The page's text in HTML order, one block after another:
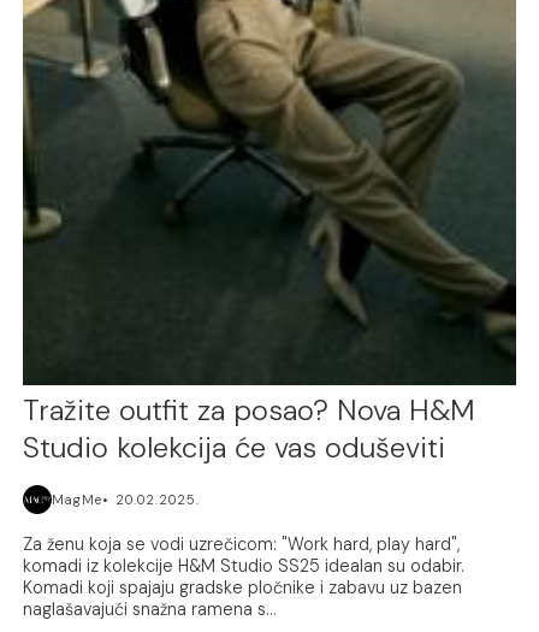
Tražite outfit za posao? Nova H&M
Studio kolekcija će vas oduševiti
MagMe 20.02.2025.
Za ženu koja se vodi uzrečicom: "Work hard, play hard",
komadi iz kolekcije H&M Studio SS25 idealan su odabir.
Komadi koji spajaju gradske pločnike i zabavu uz bazen
naglašavajući snažna ramena s...